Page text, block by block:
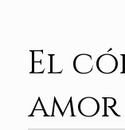
El
amor